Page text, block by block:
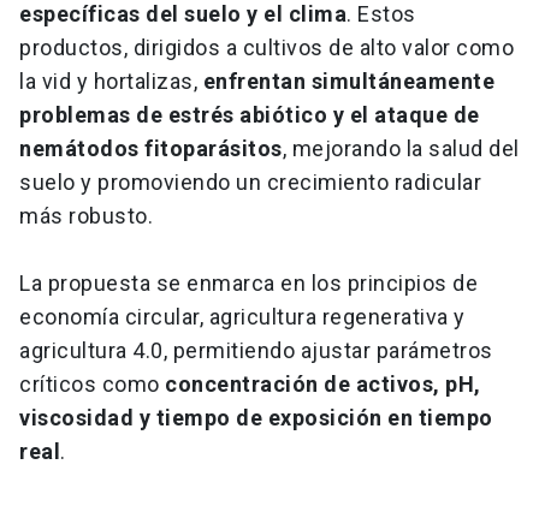
específicas del suelo y el clima. Estos
productos, dirigidos a cultivos de alto valor como
la vid y hortalizas, enfrentan simultáneamente
problemas de estrés abiótico y el ataque de
nemátodos fitoparásitos, mejorando la salud del
suelo y promoviendo un crecimiento radicular
más robusto.
La propuesta se enmarca en los principios de
economía circular, agricultura regenerativa y
agricultura 4.0, permitiendo ajustar parámetros
críticos como concentración de activos, pH,
viscosidad y tiempo de exposición en tiempo
real .